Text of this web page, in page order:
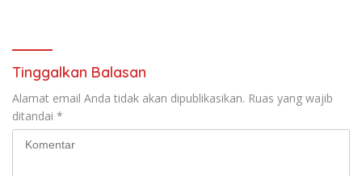
Tinggalkan Balasan
Alamat email Anda tidak akan dipublikasikan. Ruas yang wajib
ditandai *